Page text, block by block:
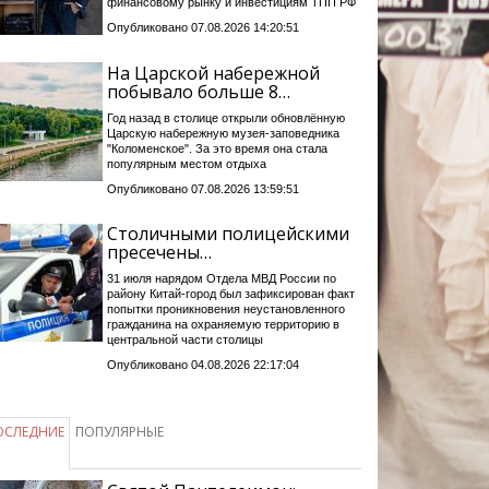
Опубликовано 07.08.2026 14:20:51
На Царской набережной
побывало больше 8…
Год назад в столице открыли обновлённую
Царскую набережную музея-заповедника
"Коломенское". За это время она стала
популярным местом отдыха
Опубликовано 07.08.2026 13:59:51
Столичными полицейскими
пресечены…
31 июля нарядом Отдела МВД России по
району Китай-город был зафиксирован факт
попытки проникновения неустановленного
гражданина на охраняемую территорию в
центральной части столицы
Опубликовано 04.08.2026 22:17:04
ПОПУЛЯРНЫЕ